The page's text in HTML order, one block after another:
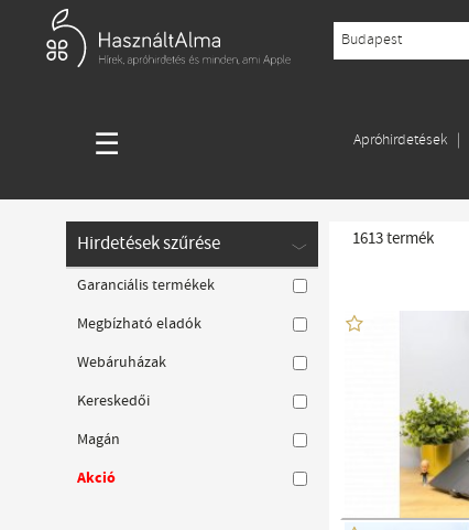
☰ Apróhirdetések
1613termék
Hirdetések szűrése
Garanciális termékek
Megbízható eladók
Webáruházak
Kereskedői
Magán
Akció